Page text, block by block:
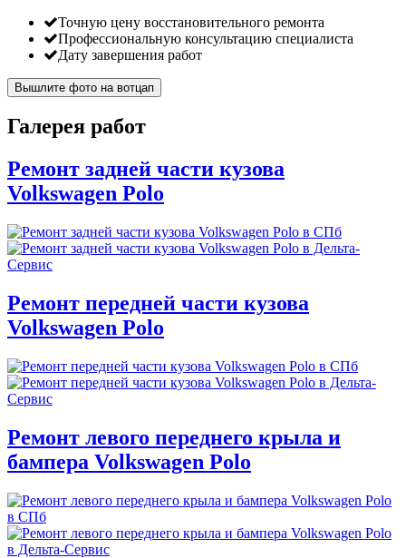
Точную цену восстановительного ремонта
Профессиональную консультацию специалиста
Дату завершения работ
Вышлите фото на вотцап
Галерея работ
Ремонт задней части кузова
Volkswagen Polo
Ремонт передней части кузова
Volkswagen Polo
Ремонт левого переднего крыла и
бампера Volkswagen Polo